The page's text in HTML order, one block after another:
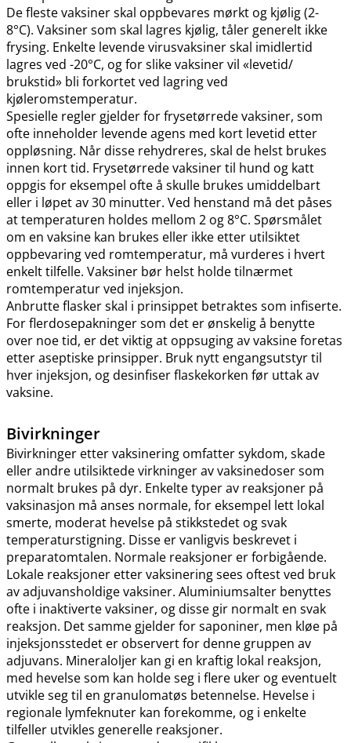
De fleste vaksiner skal oppbevares mørkt og kjølig (2-
8°C). Vaksiner som skal lagres kjølig, tåler generelt ikke
frysing. Enkelte levende virusvaksiner skal imidlertid
lagres ved -20°C, og for slike vaksiner vil «levetid​/​
brukstid» bli forkortet ved lagring ved
kjøleromstemperatur.
Spesielle regler gjelder for frysetørrede vaksiner, som
ofte inneholder levende agens med kort levetid etter
oppløsning. Når disse rehydreres, skal de helst brukes
innen kort tid. Frysetørrede vaksiner til hund og katt
oppgis for eksempel ofte å skulle brukes umiddelbart
eller i løpet av 30 minutter. Ved henstand må det påses
at temperaturen holdes mellom 2 og 8°C. Spørsmålet
om en vaksine kan brukes eller ikke etter utilsiktet
oppbevaring ved romtemperatur, må vurderes i hvert
enkelt tilfelle. Vaksiner bør helst holde tilnærmet
romtemperatur ved injeksjon.
Anbrutte flasker skal i prinsippet betraktes som infiserte.
For flerdosepakninger som det er ønskelig å benytte
over noe tid, er det viktig at oppsuging av vaksine foretas
etter aseptiske prinsipper. Bruk nytt engangsutstyr til
hver injeksjon, og desinfiser flaskekorken før uttak av
vaksine.
Bivirkninger
Bivirkninger etter vaksinering omfatter sykdom, skade
eller andre utilsiktede virkninger av vaksinedoser som
normalt brukes på dyr. Enkelte typer av reaksjoner på
vaksinasjon må anses normale, for eksempel lett lokal
smerte, moderat hevelse på stikkstedet og svak
temperaturstigning. Disse er vanligvis beskrevet i
preparatomtalen. Normale reaksjoner er forbigående.
Lokale reaksjoner etter vaksinering sees oftest ved bruk
av adjuvansholdige vaksiner. Aluminiumsalter benyttes
ofte i inaktiverte vaksiner, og disse gir normalt en svak
reaksjon. Det samme gjelder for saponiner, men kløe på
injeksjonsstedet er observert for denne gruppen av
adjuvans. Mineraloljer kan gi en kraftig lokal reaksjon,
med hevelse som kan holde seg i flere uker og eventuelt
utvikle seg til en granulomatøs betennelse. Hevelse i
regionale lymfeknuter kan forekomme, og i enkelte
tilfeller utvikles generelle reaksjoner.